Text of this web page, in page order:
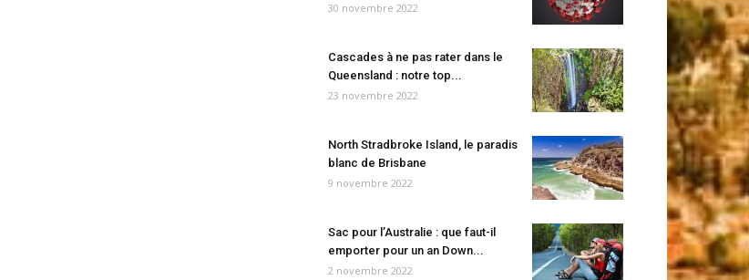
30 novembre 2022
Cascades à ne pas rater dans le
Queensland : notre top...
23 novembre 2022
North Stradbroke Island, le paradis
blanc de Brisbane
9 novembre 2022
Sac pour l’Australie : que faut-il
emporter pour un an Down...
2 novembre 2022